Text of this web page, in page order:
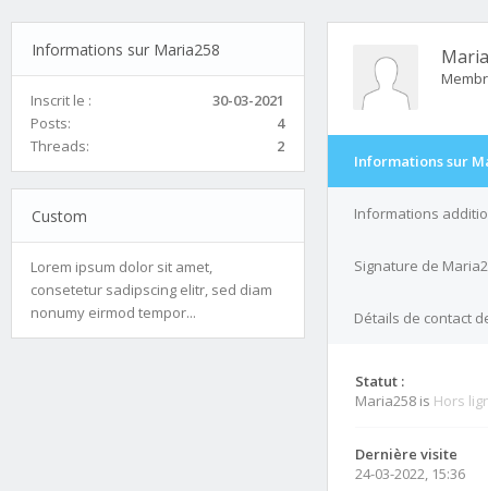
Informations sur Maria258
Inscrit le :
30-03-2021
Posts:
4
Threads:
2
Custom
Lorem ipsum dolor sit amet,
consetetur sadipscing elitr, sed diam
nonumy eirmod tempor...
Informations sur
Informations
Signature de
Détails de contact
Statut :
Maria258 is Hors
Dernière visite
24-03-2022, 15:36